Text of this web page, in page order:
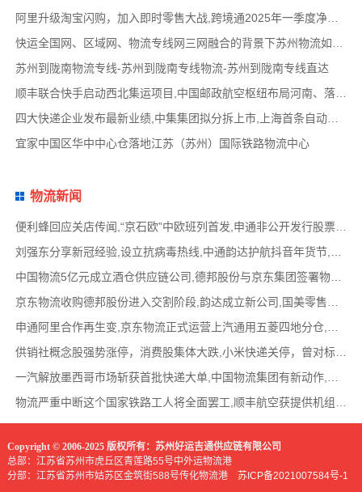
阿里升级淘宝闪购，加入即时零售大战,跨境通2025年一季度净亏损388.66万元,UPS一季度收入215亿
苏州到陇南物流专线-苏州到陇南专线物流-苏州到陇南专线直达
顺丰联合快手启动西北集运项目,中国邮政航空枢纽布局河南、落户郑州,滴滴2023年实现年度净
四大快递企业发布最新业绩,中集集团拟分拆上市,上海首条自动驾驶测试专用道启用,中国邮政
宜家中国区华中中心仓落地江苏（苏州）国际铁路物流中心
物流新闻
便利蜂回应关店传闻,“京石欧”中欧班列首发,申通非公开发行股票方案失效,老挝中通和老挝
中国物流5亿元成立酒仓供应链公司,德邦股份与京东集团签署物流服务协议，京东印尼停用自营
供销社概念股强势涨停，消费股集体大跌,小米快递关停，曾对标菜鸟裹裹,顺丰成立新物流公司
Copyright © 2006-2025 版权所有：苏州好运吉通供应链有限公司
总部：江苏省苏州市虎丘区青莲路55号中外运物流港
分部：江苏省苏州市姑苏区金筑街588号传化物流港 苏ICP备2021007584号-1